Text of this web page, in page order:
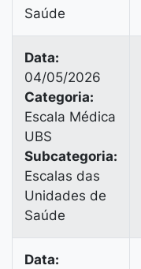
Saúde
Data:
04/05/2026
Categoria:
Escala Médica
UBS
Subcategoria:
Escalas das
Unidades de
Saúde
Data: